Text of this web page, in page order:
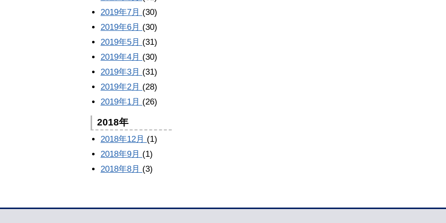
2019年7月 (30)
2019年6月 (30)
2019年5月 (31)
2019年4月 (30)
2019年3月 (31)
2019年2月 (28)
2019年1月 (26)
2018年
2018年12月 (1)
2018年9月 (1)
2018年8月 (3)